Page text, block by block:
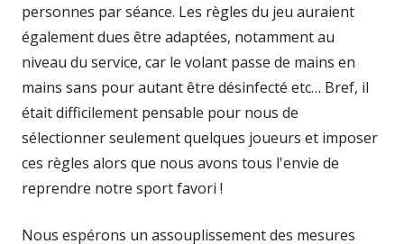
personnes par séance. Les règles du jeu auraient
également dues être adaptées, notamment au
niveau du service, car le volant passe de mains en
mains sans pour autant être désinfecté etc… Bref, il
était difficilement pensable pour nous de
sélectionner seulement quelques joueurs et imposer
ces règles alors que nous avons tous l'envie de
reprendre notre sport favori !
Nous espérons un assouplissement des mesures